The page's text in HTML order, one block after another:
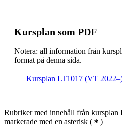
Kursplan som PDF
Notera: all information från
format på denna sida.
Kursplan LT1017 (VT
Rubriker med innehåll från
markerade med en asterisk ( )